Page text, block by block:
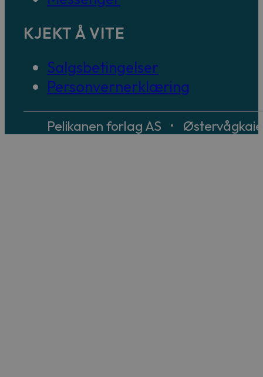
KJEKT Å VITE
Salgsbetingelser
Personvernerklæring
Pelikanen forlag AS •